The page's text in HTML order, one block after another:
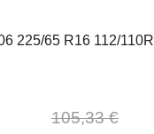
225/65 R16 112/110R
105,33 €